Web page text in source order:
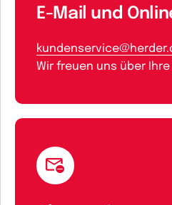
E-Mail und
Wir freuen uns über